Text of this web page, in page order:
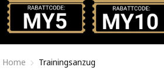
Home Trainingsanzug